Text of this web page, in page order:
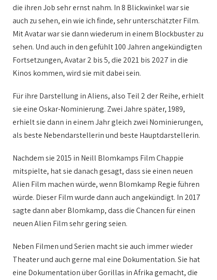
die ihren Job sehr ernst nahm. In 8 Blickwinkel war sie
auch zu sehen, ein wie ich finde, sehr unterschätzter Film.
Mit Avatar war sie dann wiederum in einem Blockbuster zu
sehen. Und auch in den gefühlt 100 Jahren angekündigten
Fortsetzungen, Avatar 2 bis 5, die 2021 bis 2027 in die
Kinos kommen, wird sie mit dabei sein.
Für ihre Darstellung in Aliens, also Teil 2 der Reihe, erhielt
sie eine Oskar-Nominierung. Zwei Jahre später, 1989,
erhielt sie dann in einem Jahr gleich zwei Nominierungen,
als beste Nebendarstellerin und beste Hauptdarstellerin.
Nachdem sie 2015 in Neill Blomkamps Film Chappie
mitspielte, hat sie danach gesagt, dass sie einen neuen
Alien Film machen würde, wenn Blomkamp Regie führen
würde. Dieser Film wurde dann auch angekündigt. In 2017
sagte dann aber Blomkamp, dass die Chancen für einen
neuen Alien Film sehr gering seien.
Neben Filmen und Serien macht sie auch immer wieder
Theater und auch gerne mal eine Dokumentation. Sie hat
eine Dokumentation über Gorillas in Afrika gemacht, die